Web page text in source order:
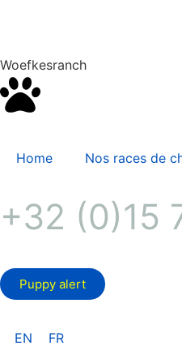
Woefkesranch
Home Nos races de
+32 (0)15
Puppy alert
EN FR